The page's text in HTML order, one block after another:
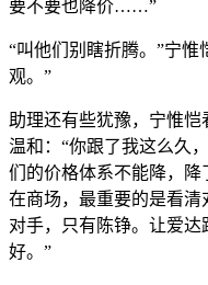
要不要也降价……”
“叫他们别瞎折腾。”宁
观。”
助理还有些犹豫，宁惟
温和：“你跟了我这么久
们的价格体系不能降，降
在商场，最重要的是看
对手，只有陈铮。让爱
好。”